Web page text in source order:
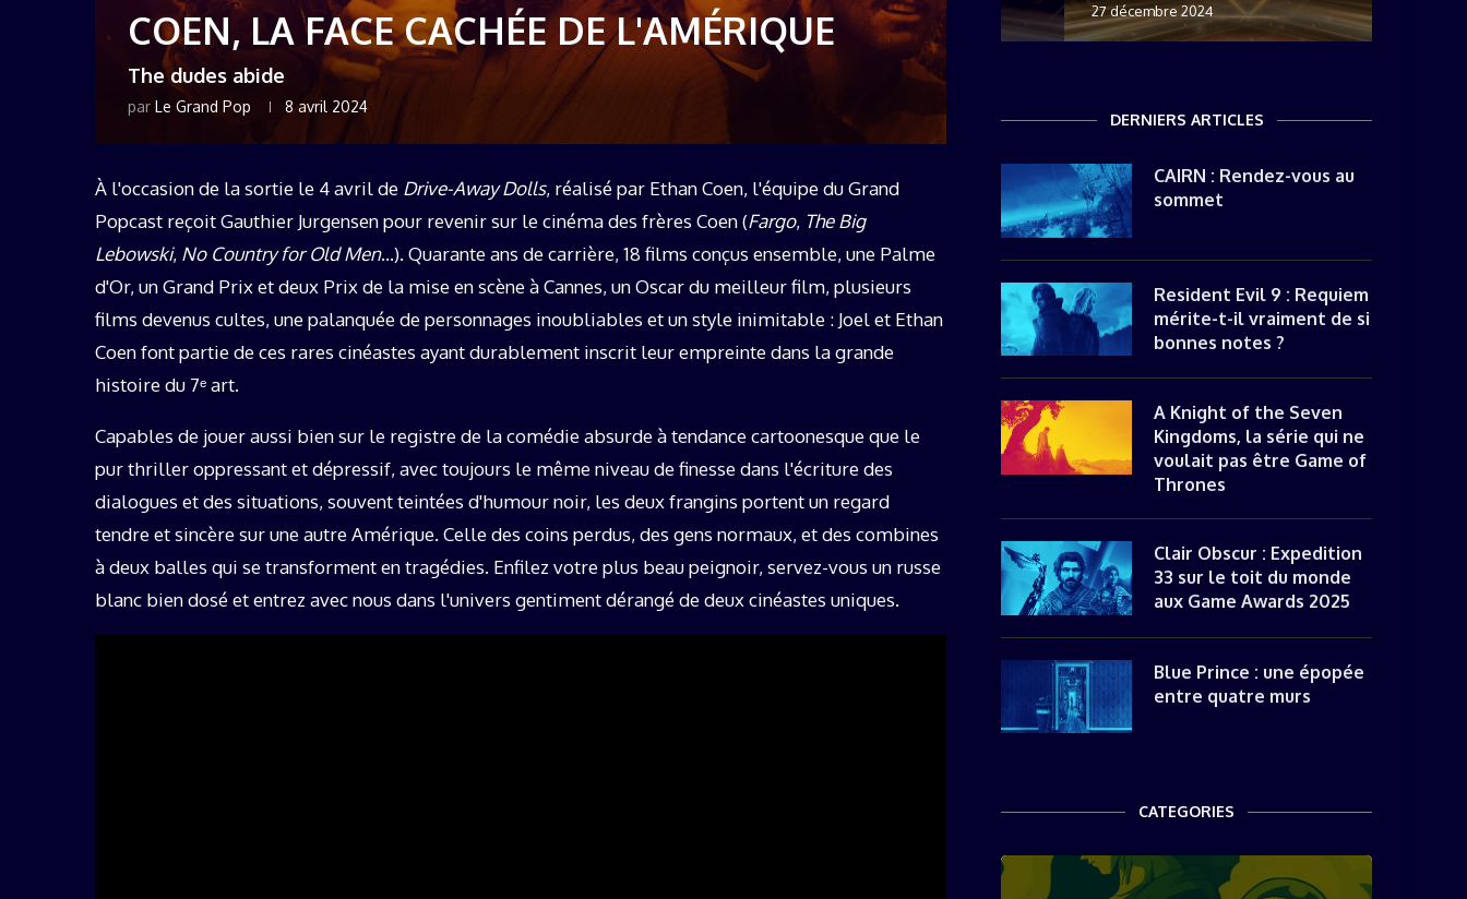
COEN, LA FACE CACHÉE DE L'AMÉRIQUE
The dudes abide
par Le Grand Pop 8 avril 2024
À l'occasion de la sortie le 4 avril de Drive-Away Dolls, réalisé par Ethan Coen, l'équipe du Grand
Popcast reçoit Gauthier Jurgensen pour revenir sur le cinéma des frères Coen (Fargo, The Big
Lebowski, No Country for Old Men…). Quarante ans de carrière, 18 films conçus ensemble, une Palme
d'Or, un Grand Prix et deux Prix de la mise en scène à Cannes, un Oscar du meilleur film, plusieurs
films devenus cultes, une palanquée de personnages inoubliables et un style inimitable : Joel et Ethan
Coen font partie de ces rares cinéastes ayant durablement inscrit leur empreinte dans la grande
histoire du 7ᵉ art.
Capables de jouer aussi bien sur le registre de la comédie absurde à tendance cartoonesque que le
pur thriller oppressant et dépressif, avec toujours le même niveau de finesse dans l'écriture des
dialogues et des situations, souvent teintées d'humour noir, les deux frangins portent un regard
tendre et sincère sur une autre Amérique. Celle des coins perdus, des gens normaux, et des combines
à deux balles qui se transforment en tragédies. Enfilez votre plus beau peignoir, servez-vous un russe
blanc bien dosé et entrez avec nous dans l'univers gentiment dérangé de deux cinéastes uniques.
19 décembre 2025 27 décembre 2024
DERNIERS ARTICLES
CAIRN : Rendez-vous au
sommet
Resident Evil 9 : Requiem
mérite-t-il vraiment de si
bonnes notes ?
A Knight of the Seven
Kingdoms, la série qui ne
voulait pas être Game of
Thrones
Clair Obscur : Expedition
33 sur le toit du monde
aux Game Awards 2025
Blue Prince : une épopée
entre quatre murs
CATEGORIES